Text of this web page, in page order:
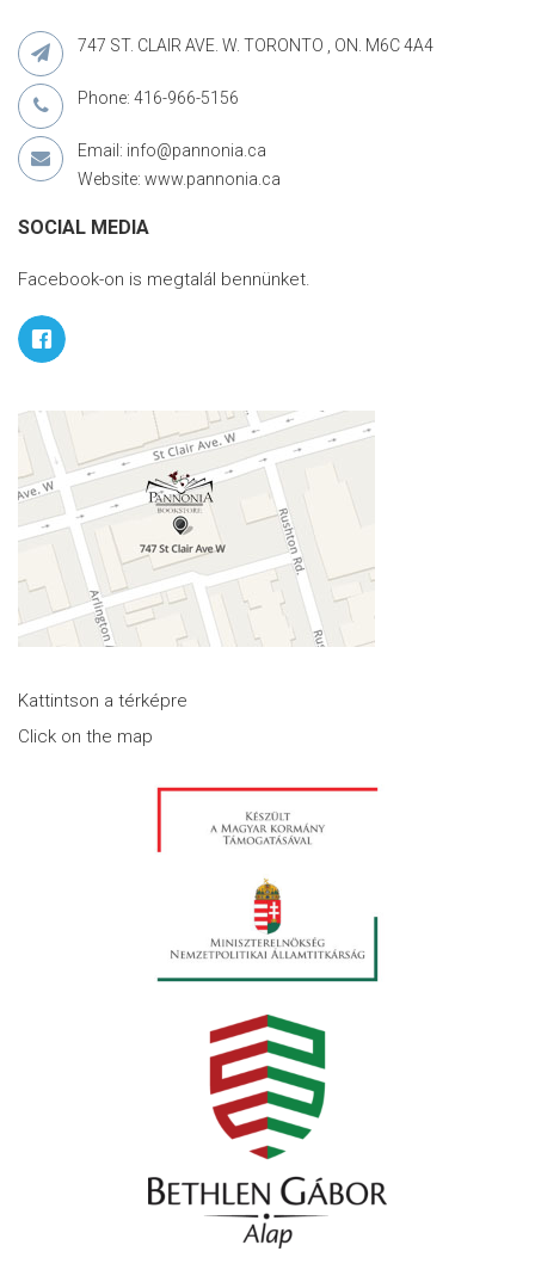
747 ST. CLAIR AVE. W. TORONTO , ON. M6C 4A4
Phone: 416-966-5156
Email: info@pannonia.ca
Website: www.pannonia.ca
SOCIAL MEDIA
Facebook-on is megtalál bennünket.
Kattintson a térképre
Click on the map